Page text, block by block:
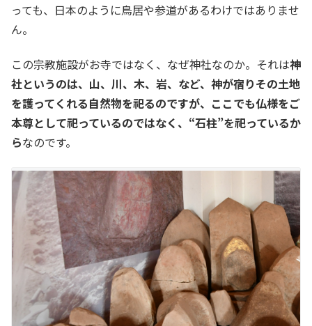
っても、日本のように鳥居や参道があるわけではありませ
ん。
この宗教施設がお寺ではなく、なぜ神社なのか。それは神
社というのは、山、川、木、岩、など、神が宿りその土地
を護ってくれる自然物を祀るのですが、ここでも仏様をご
本尊として祀っているのではなく、“石柱”を祀っているか
らなのです。